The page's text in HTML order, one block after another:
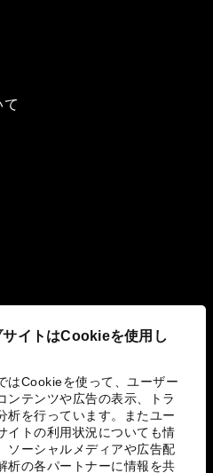
サイトはCookieを使用し
はCookieを使って、ユーザー
ンテンツや広告の表示、トラ
析を行っています。またユー
イトの利用状況についても情
ソーシャルメディアや広告配
析の各パートナーに情報を共
み